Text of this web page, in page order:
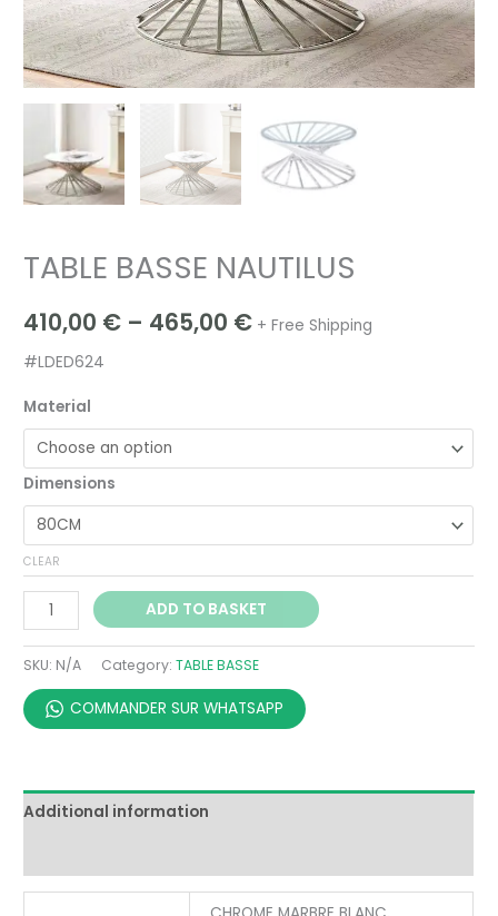
TABLE BASSE NAUTILUS
410,00 € – 465,00 € + Free Shipping
#LDED624
Material
Dimensions
CLEAR
ADD TO BASKET
SKU: N/A Category:TABLE BASSE
COMMANDER SUR WHATSAPP
Additional information